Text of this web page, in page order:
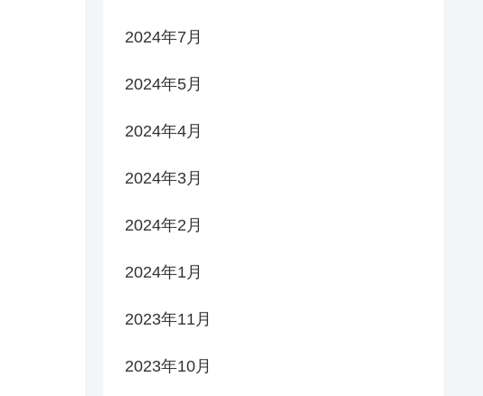
2024年7月
2024年5月
2024年4月
2024年3月
2024年2月
2024年1月
2023年11月
2023年10月